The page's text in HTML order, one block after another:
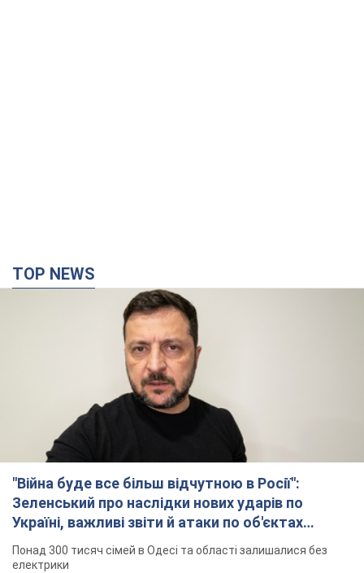
TOP NEWS
"Війна буде все більш відчутною в Росії":
Зеленський про наслідки нових ударів по
Україні, важливі звіти й атаки по об'єктах
ворога. Відео
Понад 300 тисяч сімей в Одесі та області залишалися без
електрики